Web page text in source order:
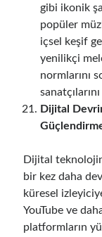
gibi ikonik
popüler
içsel keşif
yenilikçi
normlarını
Dijital
Dijital
bir kez daha
küresel
YouTube ve
platformların